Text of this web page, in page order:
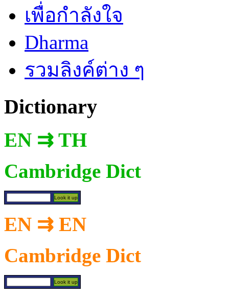
เพื่อกำลังใจ
Dharma
รวมลิงค์ต่าง ๆ
Dictionary
EN ⇉ TH
Cambridge Dict
EN ⇉ EN
Cambridge Dict